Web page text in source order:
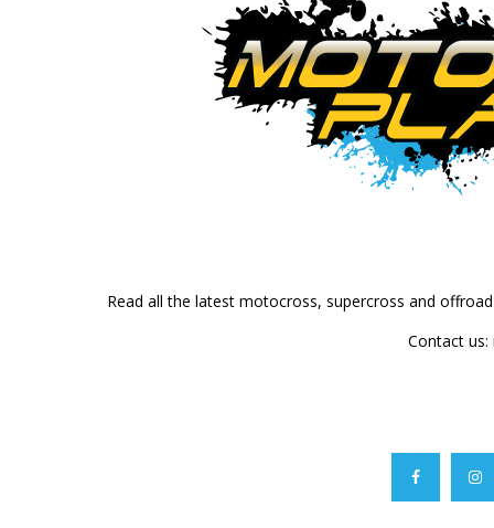
Read all the latest motocross, supercross and
Contact us: